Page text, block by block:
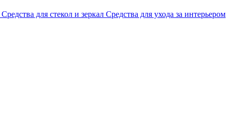
Средства для стекол и зеркал Средства для ухода за интерьером